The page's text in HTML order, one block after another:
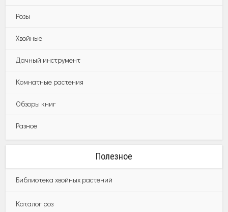
Розы
Хвойные
Дачный инструмент
Комнатные растения
Обзоры книг
Разное
Полезное
Библиотека хвойных растений
Каталог роз